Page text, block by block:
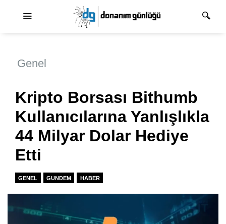
Genel
Kripto Borsası Bithumb
Kullanıcılarına Yanlışlıkla
44 Milyar Dolar Hediye
Etti
GENEL GUNDEM HABER